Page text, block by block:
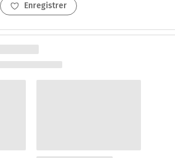
Enregistrer